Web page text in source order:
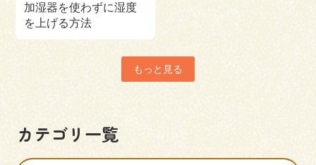
加湿器を使わずに湿度
を上げる方法
もっと見る
カテゴリ一覧